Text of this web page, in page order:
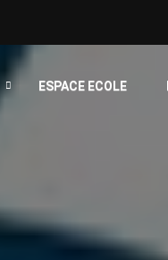
ESPACE ECOLE